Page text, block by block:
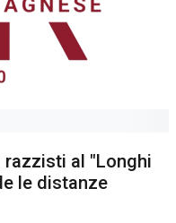
razzisti al "Longhi
le distanze